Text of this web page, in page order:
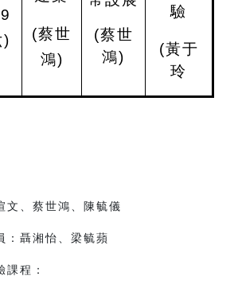
) (蔡世
鴻)
(蔡世
鴻)
驗
(黃于
玲
文、蔡世鴻、陳毓儀
：聶湘怡、梁毓蘋
程：